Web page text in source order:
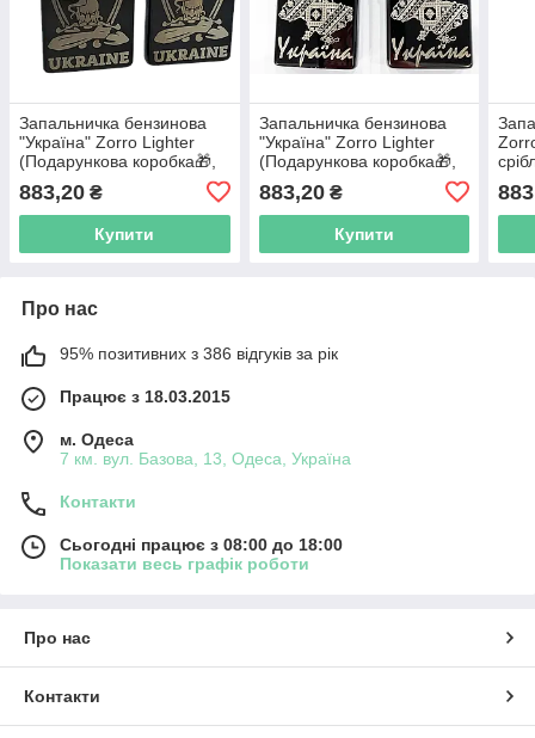
Запальничка бензинова
"Україна" Zorro Lighter
(Подарункова коробка🎁,
883,20 ₴
Купити
Запальничка бензинова
"Україна" Zorro Lighter
(Подарункова коробка🎁,
883,20₴
Купити
Про нас
95% позитивних з 386 відгуків за рік
Працює з 18.03.2015
м. Одеса
7 км. вул. Базова, 13, Одеса, Україна
Контакти
Сьогодні працює з 08:00 до 18:00
Показати весь графік роботи
Про нас
Контакти